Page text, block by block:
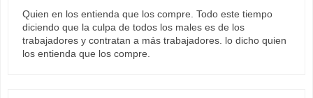
Quien en los entienda que los compre. Todo este tiempo
diciendo que la culpa de todos los males es de los
trabajadores y contratan a más trabajadores. lo dicho quien
los entienda que los compre.